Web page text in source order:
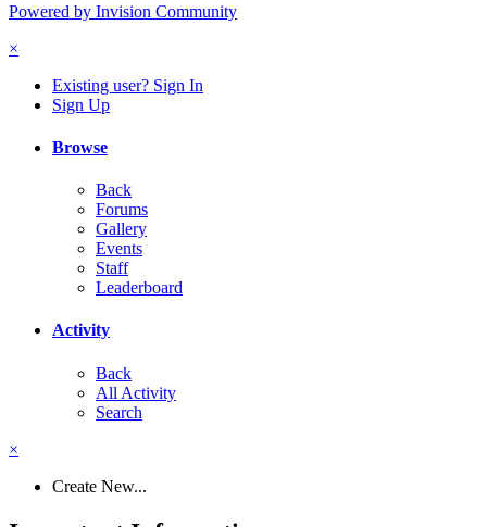
Powered by Invision Community
×
Existing user? Sign In
Sign Up
Browse
Back
Forums
Gallery
Events
Staff
Leaderboard
Activity
Back
All Activity
Search
×
Create New...